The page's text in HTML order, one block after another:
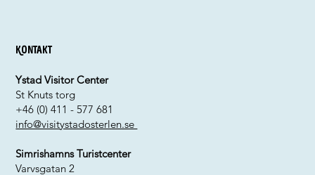
Kontakt
Ystad Visitor Center
St Knuts torg
+46 (0) 411 - 577 681
info@visitystadosterlen.se
Simrishamns Turistcenter
Varvsgatan 2